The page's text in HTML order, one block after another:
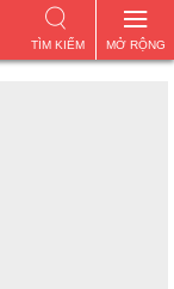
MỞ RỘNG
TÌM KIẾM